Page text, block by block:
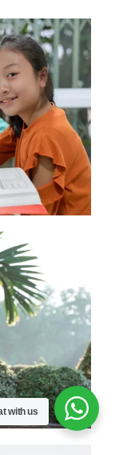
with us